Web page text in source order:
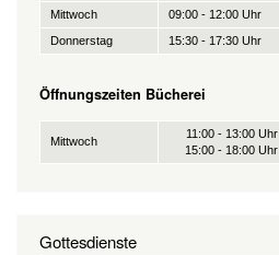
Mittwoch
09:00 - 12:00 Uhr
Donnerstag
15:30 - 17:30 Uhr
Öffnungszeiten Bücherei
Mittwoch
11:00 - 13:00 Uhr
15:00 - 18:00 Uhr
Gottesdienste